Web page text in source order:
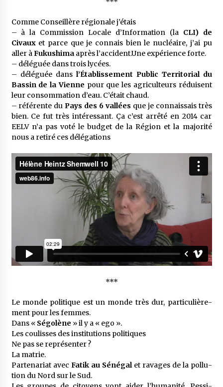
Comme Conseillère régio­nale j’étais
– à la Commis­sion Locale d’In­for­ma­tion (la CLI) de
Civauxet parce que je connais bien le nucléaire, j’ai pu
aller àFuku­shimaaprès l’ac­ci­dent.Une expé­rience forte.
– délé­guée dans trois lycées.
– délé­guée dans l’Éta­blis­se­ment Public Terri­to­rial du
Bassin de la Vienne pour que les agri­cul­teurs réduisent
leur consom­ma­tion d’eau. C’était chaud.
– réfé­rente duPays des 6 vallées que je connais­sais très
bien. Ce fut très inté­res­sant. Ça c’est arrêté en 2014 car
EELV n’a pas voté le budget de la Région et la majo­rité
nous a retiré ces délé­ga­tions
***
Le monde poli­tique est un monde très dur, parti­cu­liè­re­
ment pour les femmes.
Dans « Ségo­lène » il y a « ego ».
Les coulisses des insti­tu­tions poli­tiques
Ne pas se repré­sen­ter ?
La matrie.
Parte­na­riat avec Fatik au Séné­galet ravages de la pollu­
tion du Nord sur le Sud.